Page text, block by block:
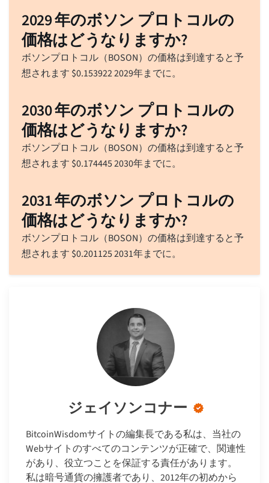
2029 年のボソン プロトコルの
価格はどうなりますか?
ボソンプロトコル（BOSON）の価格は到達すると予
想されます $0.1539222029年までに。
2030 年のボソン プロトコルの
価格はどうなりますか?
ボソンプロトコル（BOSON）の価格は到達すると予
想されます $0.1744452030年までに。
2031 年のボソン プロトコルの
価格はどうなりますか?
ボソンプロトコル（BOSON）の価格は到達すると予
想されます $0.2011252031年までに。
ジェイソンコナー
BitcoinWisdomサイトの編集長である私は、当社の
Webサイトのすべてのコンテンツが正確で、関連性
があり、役立つことを保証する責任があります。
私は暗号通貨の擁護者であり、2012年の初めから